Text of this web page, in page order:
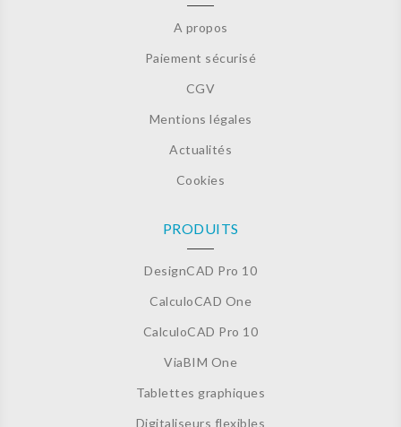
A propos
Paiement sécurisé
CGV
Mentions légales
Actualités
Cookies
PRODUITS
DesignCAD Pro 10
CalculoCAD One
CalculoCAD Pro 10
ViaBIM One
Tablettes graphiques
Digitaliseurs flexibles